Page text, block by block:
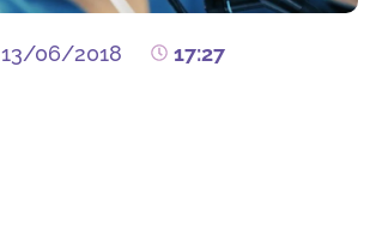
13/06/2018 17:27